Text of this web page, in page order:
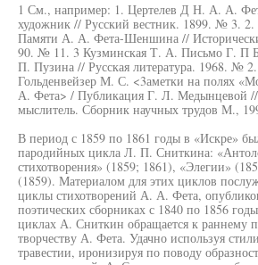
1 См., например: 1. Цертелев Д Н. А. А.
художник // Русский вестник. 1899. № 3.
Памяти А. А. Фета-Шеншина //
90. № 11. 3 Кузминская Т. А. Письмо Г. П
П. Пузина // Русская литература. 1968. №
Гольденвейзер М. С. <3аметки на полях
А. Фета> / Публикация Г. Л. Медынцевой
мыслитель. Сборник научных трудов М.,
В период с 1859 по 1861 годы в «Искре»
пародийных цикла Л. П. Сниткина:
стихотворения» (1859; 1861), «Элегии»
(1859). Материалом для этих циклов
циклы стихотворений А. А. Фета,
поэтических сборниках с 1840 по 1856
циклах А. Сниткин обращается к раннему
творчеству А. Фета. Удачно используя
травестии, иронизируя по поводу